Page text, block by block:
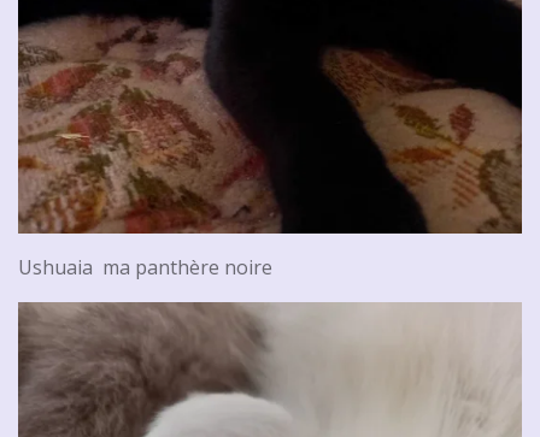
Ushuaia ma panthère noire